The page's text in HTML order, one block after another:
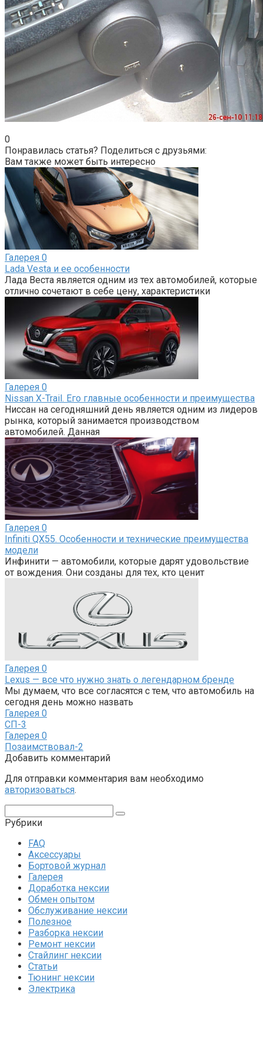
0
Понравилась статья? Поделиться с друзьями:
Вам также может быть интересно
Галерея 0
Lada Vesta и ее особенности
Лада Веста является одним из тех автомобилей, которые
отлично сочетают в себе цену, характеристики
Галерея 0
Nissan X-Trail. Его главные особенности и преимущества
Ниссан на сегодняшний день является одним из лидеров
рынка, который занимается производством
автомобилей. Данная
Галерея 0
Infiniti QX55. Особенности и технические преимущества
модели
Инфинити — автомобили, которые дарят удовольствие
от вождения. Они созданы для тех, кто ценит
Галерея 0
Lexus — все что нужно знать о легендарном бренде
Мы думаем, что все согласятся с тем, что автомобиль на
сегодня день можно назвать
Галерея 0
СП-3
Галерея 0
Позаимствовал-2
Добавить комментарий
Для отправки комментария вам необходимо
авторизоваться.
Рубрики
FAQ
Аксессуары
Бортовой журнал
Галерея
Доработка нексии
Обмен опытом
Обслуживание нексии
Полезное
Разборка нексии
Ремонт нексии
Стайлинг нексии
Статьи
Тюнинг нексии
Электрика